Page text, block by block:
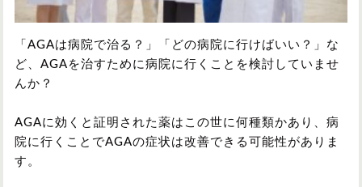
「AGAは病院で治る？」「どの病院に行けばいい？」な
ど、AGAを治すために病院に行くことを検討していませ
んか？
AGAに効くと証明された薬はこの世に何種類かあり、病
院に行くことでAGAの症状は改善できる可能性がありま
す。